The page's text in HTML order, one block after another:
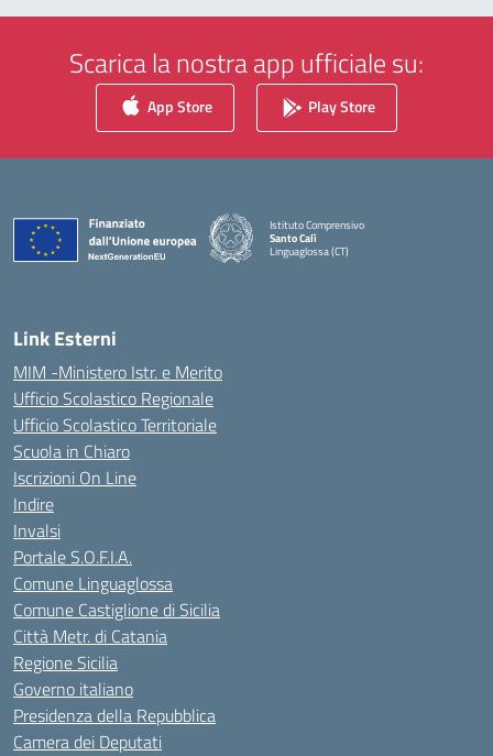
Scarica la nostra app ufficiale su:
App Store Play Store
Istituto Comprensivo
Santo Calì
Linguaglossa (CT)
— Visita la pagina iniziale della scuola
Link Esterni
MIM -Ministero Istr. e Merito
Ufficio Scolastico Regionale
Ufficio Scolastico Territoriale
Scuola in Chiaro
Iscrizioni On Line
Indire
Invalsi
Portale S.O.F.I.A.
Comune Linguaglossa
Comune Castiglione di Sicilia
Città Metr. di Catania
Regione Sicilia
Governo italiano
Presidenza della Repubblica
Camera dei Deputati